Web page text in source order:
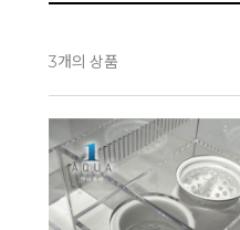
3개의 상품